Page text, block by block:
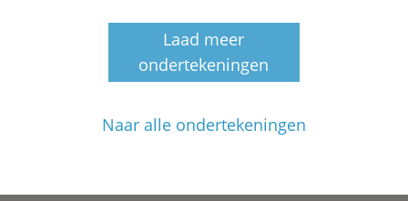
Laad meer
ondertekeningen
Naar alle ondertekeningen